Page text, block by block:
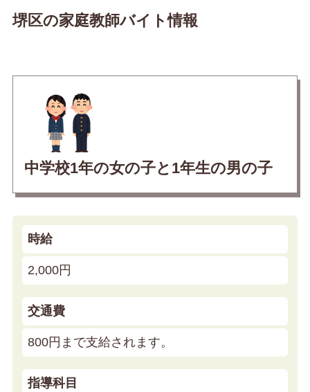
堺区の家庭教師バイト情報
中学校1年の女の子と1年生の男の子
時給
2,000円
交通費
800円まで支給されます。
指導科目